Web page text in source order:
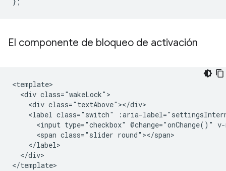
El componente de bloqueo de activación
<template>
  <div class="wakeLock">
    <div class="textAbove"></div>
<label class="switch" :aria-
<input type="checkbox" @change="onChange()"
      <span class="slider round"></span>
    </label>
  </div>
</template>